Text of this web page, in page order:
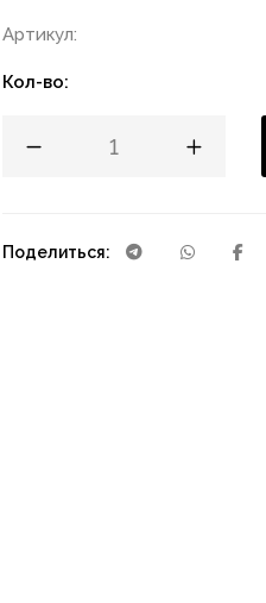
Артикул:
Кол-во:
Поделиться: